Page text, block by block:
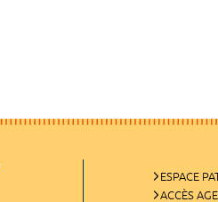
ESPACE
ACCÈS